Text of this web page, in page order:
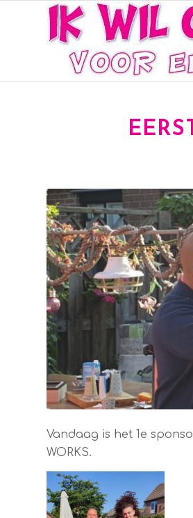
Vandaag is het 1e
WORKS.